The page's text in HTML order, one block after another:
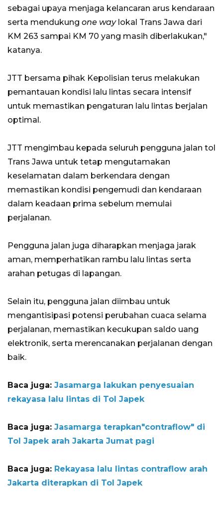
sebagai upaya menjaga kelancaran arus kendaraan
serta mendukung one waylokal Trans Jawa dari
KM 263 sampai KM 70 yang masih diberlakukan,"
katanya.
JTT bersama pihak Kepolisian terus melakukan
pemantauan kondisi lalu lintas secara intensif
untuk memastikan pengaturan lalu lintas berjalan
optimal.
JTT mengimbau kepada seluruh pengguna jalan tol
Trans Jawa untuk tetap mengutamakan
keselamatan dalam berkendara dengan
memastikan kondisi pengemudi dan kendaraan
dalam keadaan prima sebelum memulai
perjalanan.
Pengguna jalan juga diharapkan menjaga jarak
aman, memperhatikan rambu lalu lintas serta
arahan petugas di lapangan.
Selain itu, pengguna jalan diimbau untuk
mengantisipasi potensi perubahan cuaca selama
perjalanan, memastikan kecukupan saldo uang
elektronik, serta merencanakan perjalanan dengan
baik.
Baca juga: Jasamarga lakukan penyesuaian
rekayasa lalu lintas di Tol Japek
Baca juga: Jasamarga terapkan"contraflow" di
Tol Japek arah Jakarta Jumat pagi
Baca juga: Rekayasa lalu lintas contraflow arah
Jakarta diterapkan di Tol Japek